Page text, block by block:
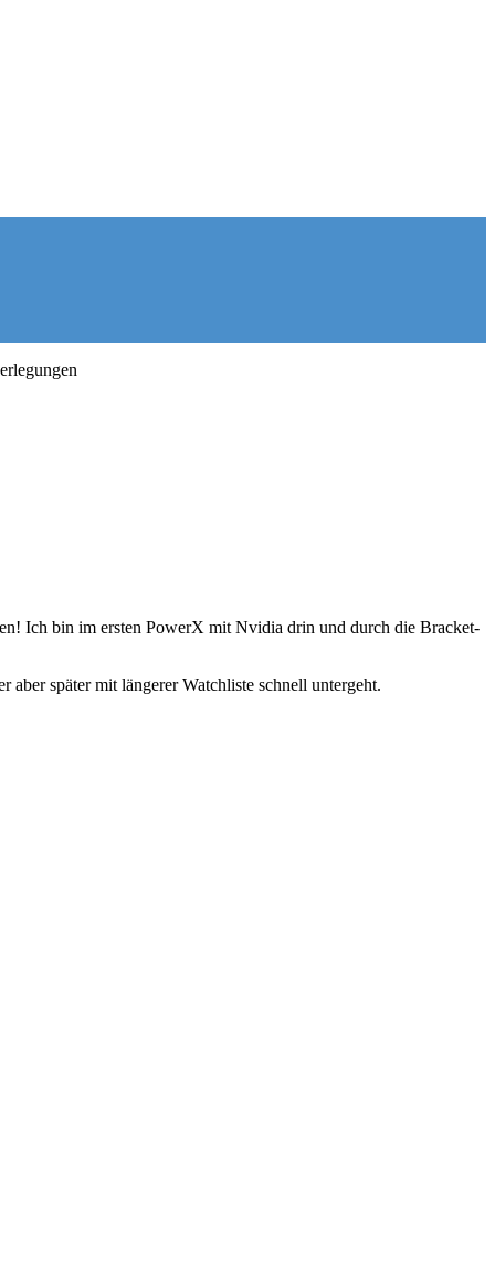
Ich bin im ersten PowerX mit Nvidia drin und durch die Bracket-
später mit längerer Watchliste schnell untergeht.